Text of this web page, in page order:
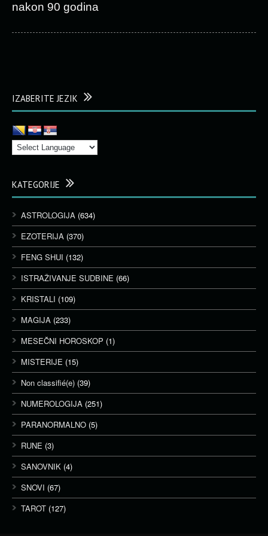
nakon 90 godina
IZABERITE JEZIK
KATEGORIJE
ASTROLOGIJA (634)
EZOTERIJA (370)
FENG SHUI (132)
ISTRAŽIVANJE SUDBINE (66)
KRISTALI (109)
MAGIJA (233)
MESEČNI HOROSKOP (1)
MISTERIJE (15)
Non classifié(e) (39)
NUMEROLOGIJA (251)
PARANORMALNO (5)
RUNE (3)
SANOVNIK (4)
SNOVI (67)
TAROT (127)